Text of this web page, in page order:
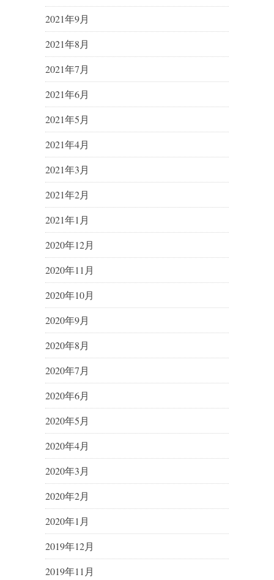
2021年9月
2021年8月
2021年7月
2021年6月
2021年5月
2021年4月
2021年3月
2021年2月
2021年1月
2020年12月
2020年11月
2020年10月
2020年9月
2020年8月
2020年7月
2020年6月
2020年5月
2020年4月
2020年3月
2020年2月
2020年1月
2019年12月
2019年11月